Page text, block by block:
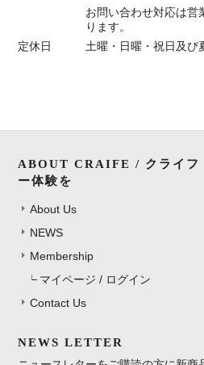
お問い合わせ対応は営
ります。
定休日
土曜・日曜・祝日及び
ABOUT CRAIFE / クライ
ー体験を
About Us
NEWS
Membership
マイページ / ログイン
Contact Us
NEWS LETTER